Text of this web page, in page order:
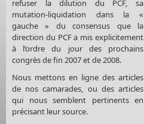
refuser la dilution du PCF, sa
mutation-liquidation dans la «
gauche » du consensus que la
direction du PCF a mis explicitement
à l’ordre du jour des prochains
congrès de fin 2007 et de 2008.
Nous mettons en ligne des articles
de nos camarades, ou des articles
qui nous semblent pertinents en
précisant leur source.